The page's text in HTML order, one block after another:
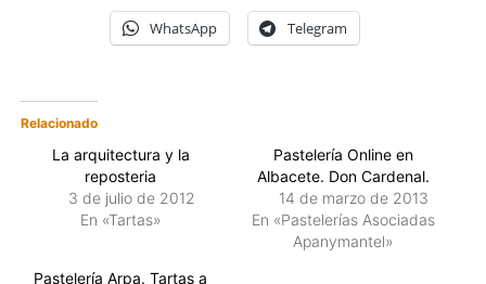
WhatsApp Telegram
Relacionado
La arquitectura y la
reposteria
3 de julio de 2012
En «Tartas»
Pastelería Online en
Albacete. Don Cardenal.
14 de marzo de 2013
En «Pastelerías Asociadas
Apanymantel»
Pastelería Arpa. Tartas a